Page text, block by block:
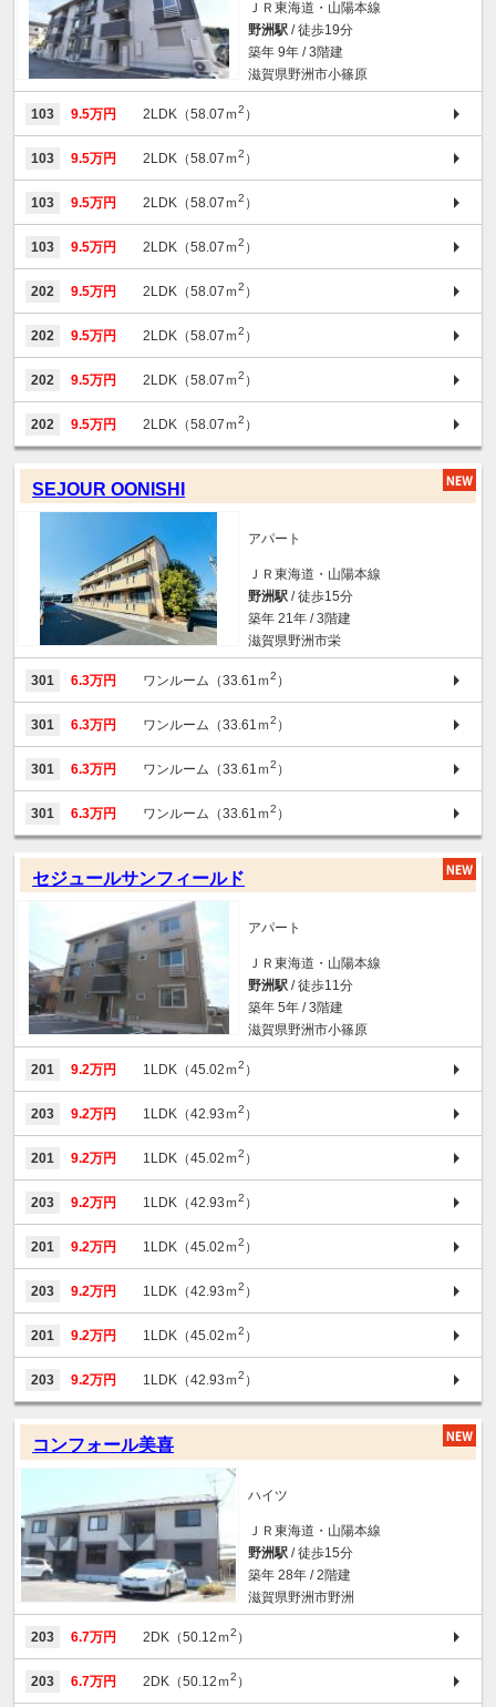
ＪＲ東海道・山陽本線
野洲駅 / 徒歩19分
築年 9年 / 3階建
滋賀県野洲市小篠原
103 9.5万円 2LDK（58.07ｍ2 ）
103 9.5万円 2LDK（58.07ｍ2 ）
103 9.5万円 2LDK（58.07ｍ2 ）
103 9.5万円 2LDK（58.07ｍ2 ）
202 9.5万円 2LDK（58.07ｍ2 ）
202 9.5万円 2LDK（58.07ｍ2 ）
202 9.5万円 2LDK（58.07ｍ2 ）
202 9.5万円 2LDK（58.07ｍ2 ）
SEJOUR OONISHI
アパート
ＪＲ東海道・山陽本線
野洲駅 / 徒歩15分
築年 21年 / 3階建
滋賀県野洲市栄
301 6.3万円 ワンルーム（33.61ｍ2 ）
301 6.3万円 ワンルーム（33.61ｍ2 ）
301 6.3万円 ワンルーム（33.61ｍ2 ）
301 6.3万円 ワンルーム（33.61ｍ2 ）
セジュールサンフィールド
アパート
ＪＲ東海道・山陽本線
野洲駅 / 徒歩11分
築年 5年 / 3階建
滋賀県野洲市小篠原
201 9.2万円 1LDK（45.02ｍ2 ）
203 9.2万円 1LDK（42.93ｍ2 ）
201 9.2万円 1LDK（45.02ｍ2 ）
203 9.2万円 1LDK（42.93ｍ2 ）
201 9.2万円 1LDK（45.02ｍ2 ）
203 9.2万円 1LDK（42.93ｍ2 ）
201 9.2万円 1LDK（45.02ｍ2 ）
203 9.2万円 1LDK（42.93ｍ2 ）
コンフォール美喜
ハイツ
ＪＲ東海道・山陽本線
野洲駅 / 徒歩15分
築年 28年 / 2階建
滋賀県野洲市野洲
203 6.7万円 2DK（50.12ｍ2 ）
203 6.7万円 2DK（50.12ｍ2 ）